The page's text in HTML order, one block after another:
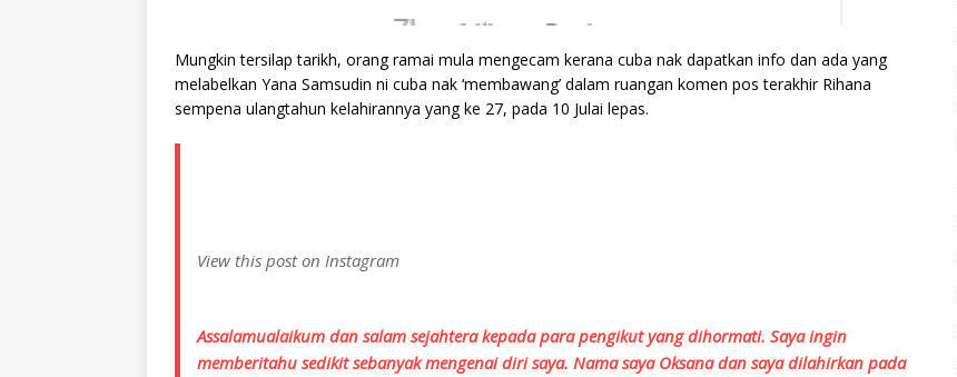
Mungkin tersilap tarikh, orang ramai mula mengecam kerana cuba nak dapatkan info dan ada yang
melabelkan Yana Samsudin ni cuba nak ‘membawang’ dalam ruangan komen pos terakhir Rihana
sempena ulangtahun kelahirannya yang ke 27, pada 10 Julai lepas.
View this post on Instagram
Assalamualaikum dan salam sejahtera kepada para pengikut yang dihormati. Saya ingin
memberitahu sedikit sebanyak mengenai diri saya. Nama saya Oksana dan saya dilahirkan pada